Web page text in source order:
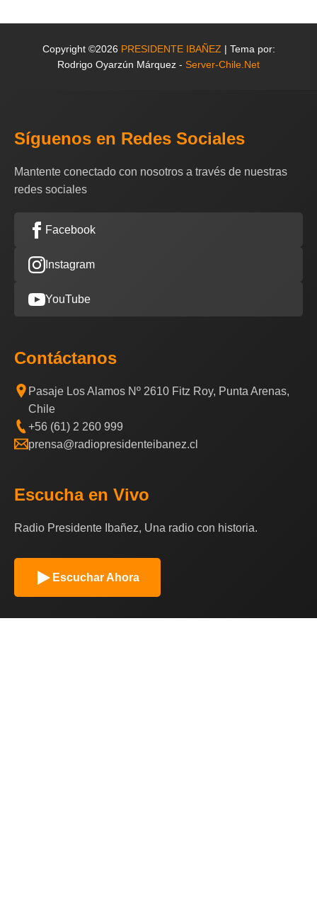
Copyright ©2026 PRESIDENTE IBAÑEZ | Tema por:
Rodrigo Oyarzún Márquez - Server-Chile.Net
Síguenos en Redes Sociales
Mantente conectado con nosotros a través de nuestras
redes sociales
Facebook
Instagram
YouTube
Contáctanos
Pasaje Los Alamos Nº 2610 Fitz Roy, Punta Arenas,
Chile
+56 (61) 2 260 999
prensa@radiopresidenteibanez.cl
Escucha en Vivo
Radio Presidente Ibañez, Una radio con historia.
Escuchar Ahora